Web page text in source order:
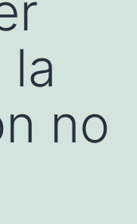
la
no